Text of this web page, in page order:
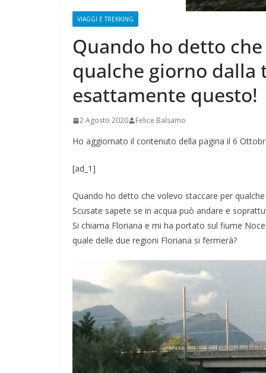
VIAGGI E TREKKING
Quando ho detto
qualche giorno dalla
esattamente questo!
2 Agosto 2020 Felice Balsamo
Ho aggiornato il contenuto della pagina il 6
[ad_1]
Quando ho detto che volevo staccare per
Scusate sapete se in acqua può andare e
Si chiama Floriana e mi ha portato sul fiume
quale delle due regioni Floriana si fermerà?